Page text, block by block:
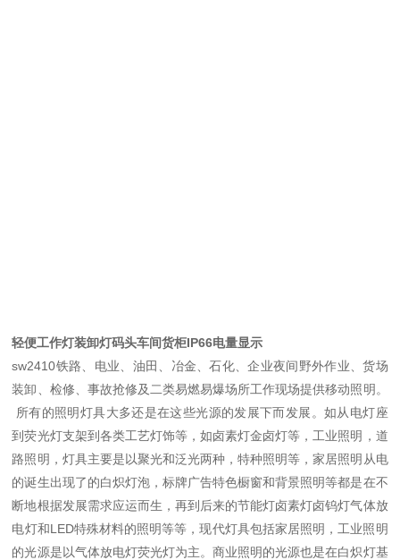
轻便工作灯装卸灯码头车间货柜IP66电量显示
sw2410铁路、电业、油田、冶金、石化、企业夜间野外作业、货场
装卸、检修、事故抢修及二类易燃易爆场所工作现场提供移动照明。
所有的照明灯具大多还是在这些光源的发展下而发展。如从电灯座
到荧光灯支架到各类工艺灯饰等，如卤素灯金卤灯等，工业照明，道
路照明，灯具主要是以聚光和泛光两种，特种照明等，家居照明从电
的诞生出现了的白炽灯泡，标牌广告特色橱窗和背景照明等都是在不
断地根据发展需求应运而生，再到后来的节能灯卤素灯卤钨灯气体放
电灯和LED特殊材料的照明等等，现代灯具包括家居照明，工业照明
的光源是以气体放电灯荧光灯为主。商业照明的光源也是在白炽灯基